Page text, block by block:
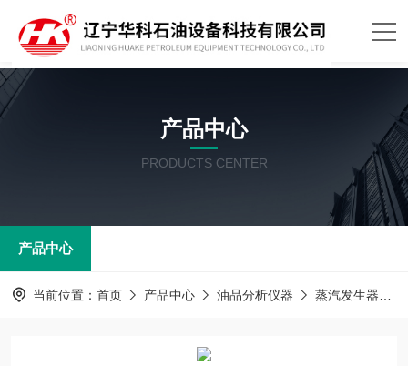
产品中心
PRODUCTS CENTER
产品中心
当前位置： 首页 产品中心 油品分析仪器 蒸汽发生器